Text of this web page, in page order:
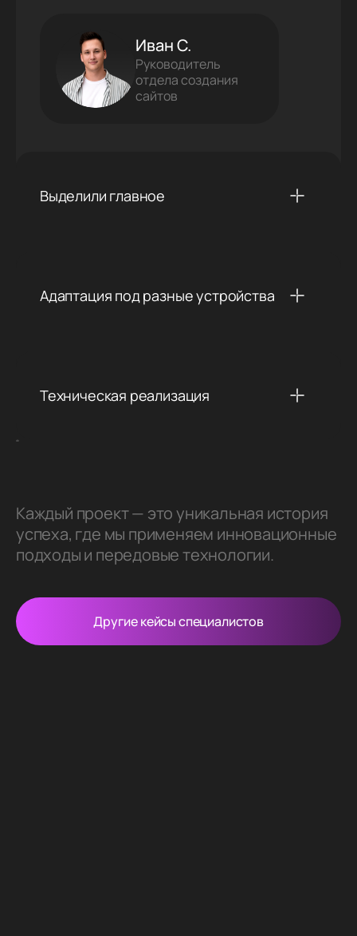
Иван С.
Руководитель
отдела создания
сайтов
Выделили главное
Адаптация под разные устройства
Техническая реализация
Каждый проект — это уникальная история
успеха, где мы применяем инновационные
подходы и передовые технологии.
Другие кейсы специалистов